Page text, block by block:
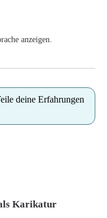
anzeigen.
deine Erfahrungen
Karikatur